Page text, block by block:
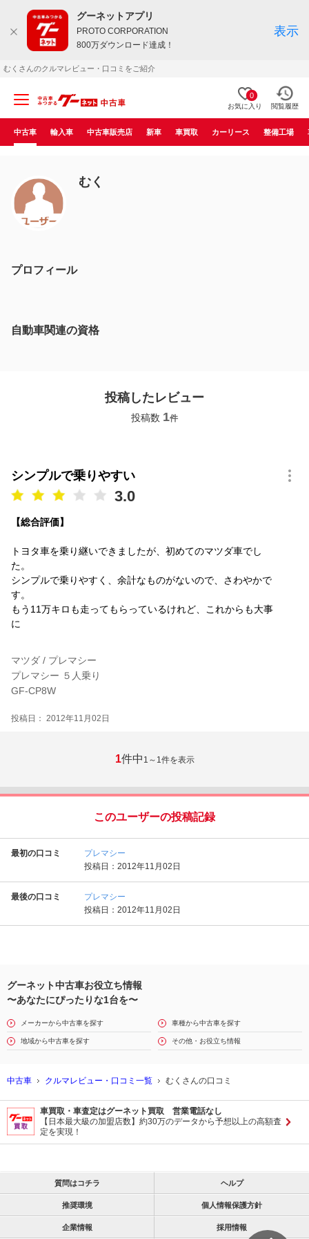
グーネットアプリ
PROTO CORPORATION
800万ダウンロード達成！
表示
むくさんのクルマレビュー・口コミをご紹介
0
お気に入り 閲覧履歴
中古車 輸入車 中古車販売店 新車 車買取 カーリース 整備工場
むく
プロフィール
自動車関連の資格
投稿したレビュー
投稿数 1件
シンプルで乗りやすい
3.0
【総合評価】
トヨタ車を乗り継いできましたが、初めてのマツダ車でし
た。
シンプルで乗りやすく、余計なものがないので、さわやかで
す。
もう11万キロも走ってもらっているけれど、これからも大事
に
マツダ / プレマシー
プレマシー ５人乗り
GF-CP8W
投稿日： 2012年11月02日
1件中 1～1件を表示
このユーザーの投稿記録
最初の口コミ
プレマシー
投稿日：2012年11月02日
最後の口コミ
プレマシー
投稿日：2012年11月02日
グーネット中古車お役立ち情報
〜あなたにぴったりな1台を〜
メーカーから中古車を探す 車種から中古車を探す
地域から中古車を探す その他・お役立ち情報
中古車 クルマレビュー・口コミ一覧 むくさんの口コミ
車買取・車査定はグーネット買取 営業電話なし
【日本最大級の加盟店数】約30万のデータから予想以上の高額査
定を実現！
質問はコチラ ヘルプ
推奨環境 個人情報保護方針
企業情報 採用情報